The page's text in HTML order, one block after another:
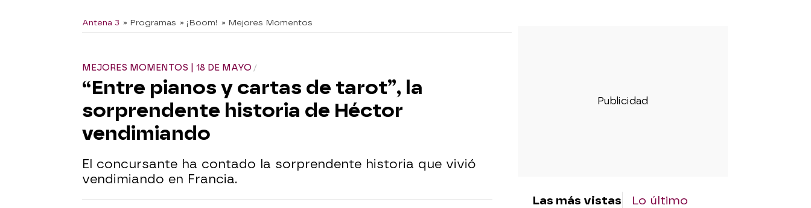
Antena 3 » Programas » ¡Boom! » Mejores Momentos
MEJORES MOMENTOS | 18 DE MAYO
“Entre pianos y cartas de tarot”, la
sorprendente historia de Héctor
vendimiando
El concursante ha contado la sorprendente historia que vivió
vendimiando en Francia.
Las más vistas Lo último